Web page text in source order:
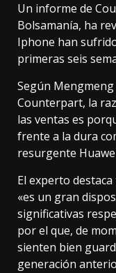
Un informe de
Bolsamanía, ha
Iphone han
primeras seis
Según
Counterpart, la
las ventas es
frente a la dura
resurgente
El experto
«es un gran
significativas
por el que, de
sienten bien
generación